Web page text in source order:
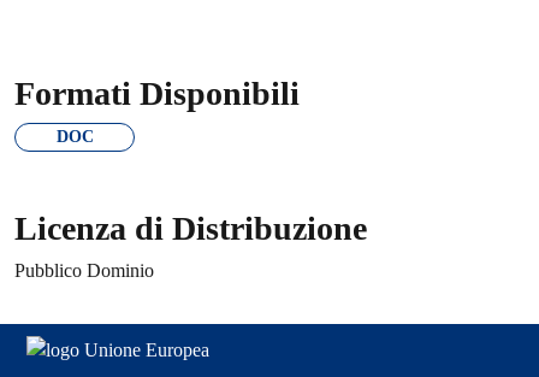
Formati Disponibili
DOC
Licenza di Distribuzione
Pubblico Dominio